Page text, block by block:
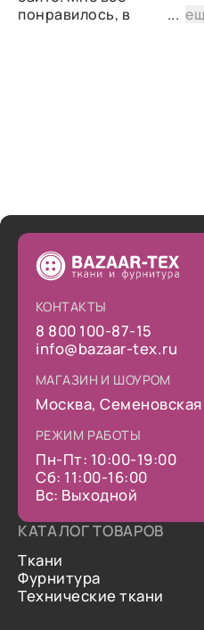
понравилось, в
...
КОНТАКТЫ
8 800 100-87-15
info@bazaar-tex.ru
МАГАЗИН И ШОУРОМ
Москва,
РЕЖИМ РАБОТЫ
Пн-Пт: 10:00-19:00
Сб: 11:00-16:00
Вс: Выходной
КАТАЛОГ ТОВАРОВ
Ткани
Фурнитура
Технические ткани